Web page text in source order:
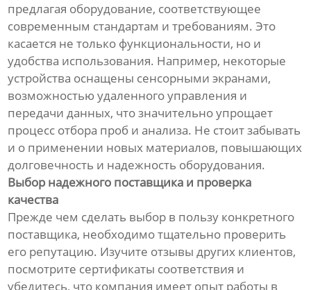
предлагая оборудование, соответствующее
современным стандартам и требованиям. Это
касается не только функциональности, но и
удобства использования. Например, некоторые
устройства оснащены сенсорными экранами,
возможностью удаленного управления и
передачи данных, что значительно упрощает
процесс отбора проб и анализа. Не стоит забывать
и о применении новых материалов, повышающих
долговечность и надежность оборудования.
Выбор надежного поставщика и проверка
качества
Прежде чем сделать выбор в пользу конкретного
поставщика, необходимо тщательно проверить
его репутацию. Изучите отзывы других клиентов,
посмотрите сертификаты соответствия и
убедитесь, что компания имеет опыт работы в